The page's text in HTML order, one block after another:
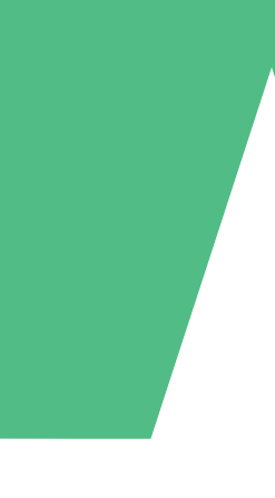
Packs de
à l'utilisation avec des crédits de
5
US$